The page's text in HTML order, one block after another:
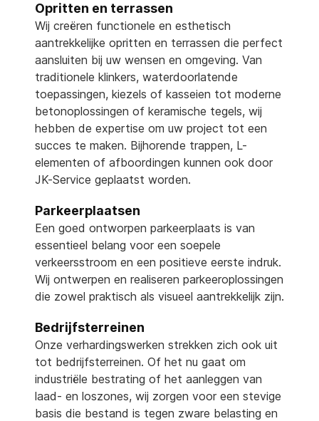
Opritten en terrassen
Wij creëren functionele en esthetisch
aantrekkelijke opritten en terrassen die perfect
aansluiten bij uw wensen en omgeving. Van
traditionele klinkers, waterdoorlatende
toepassingen, kiezels of kasseien tot moderne
betonoplossingen of keramische tegels, wij
hebben de expertise om uw project tot een
succes te maken. Bijhorende trappen, L-
elementen of afboordingen kunnen ook door
JK-Service geplaatst worden.
Parkeerplaatsen
Een goed ontworpen parkeerplaats is van
essentieel belang voor een soepele
verkeersstroom en een positieve eerste indruk.
Wij ontwerpen en realiseren parkeeroplossingen
die zowel praktisch als visueel aantrekkelijk zijn.
Bedrijfsterreinen
Onze verhardingswerken strekken zich ook uit
tot bedrijfsterreinen. Of het nu gaat om
industriële bestrating of het aanleggen van
laad- en loszones, wij zorgen voor een stevige
basis die bestand is tegen zware belasting en